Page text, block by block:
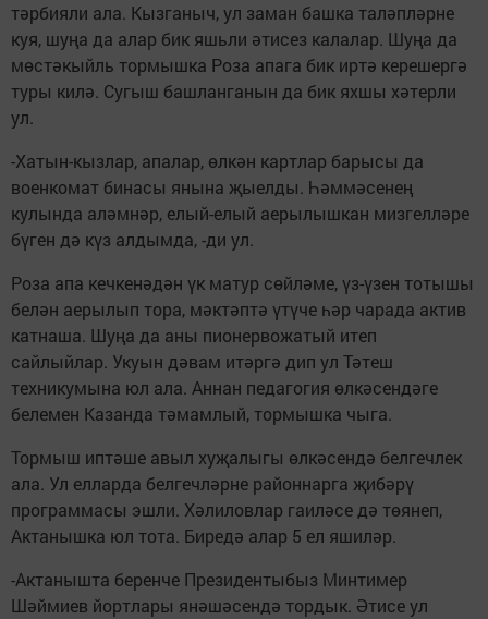
тәрбияли ала. Кызганыч, ул заман башка таләпләрне
куя, шуңа да алар бик яшьли әтисез калалар. Шуңа да
мөстәкыйль тормышка Роза апага бик иртә керешергә
туры килә. Сугыш башланганын да бик яхшы хәтерли
ул.
-Хатын-кызлар, апалар, өлкән картлар барысы да
военкомат бинасы янына җыелды. Һәммәсенең
кулында аләмнәр, елый-елый аерылышкан мизгелләре
бүген дә күз алдымда, -ди ул.
Роза апа кечкенәдән үк матур сөйләме, үз-үзен тотышы
белән аерылып тора, мәктәптә үтүче һәр чарада актив
катнаша. Шуңа да аны пионервожатый итеп
сайлыйлар. Укуын дәвам итәргә дип ул Тәтеш
техникумына юл ала. Аннан педагогия өлкәсендәге
белемен Казанда тәмамлый, тормышка чыга.
Тормыш иптәше авыл хуҗалыгы өлкәсендә белгечлек
ала. Ул елларда белгечләрне районнарга җибәрү
программасы эшли. Хәлиловлар гаиләсе дә төянеп,
Актанышка юл тота. Биредә алар 5 ел яшиләр.
-Актанышта беренче Президентыбыз Минтимер
Шәймиев йортлары янәшәсендә тордык. Әтисе ул